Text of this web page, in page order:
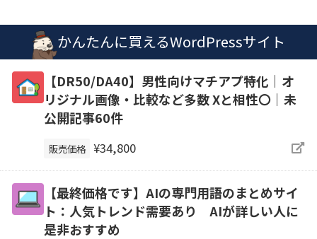
かんたんに買えるWordPressサイト
【DR50/DA40】男性向けマチアプ特化｜オ
リジナル画像・比較など多数 Xと相性〇｜未
公開記事60件
販売価格 ¥34,800
【最終価格です】AIの専門用語のまとめサイ
ト：人気トレンド需要あり AIが詳しい人に
是非おすすめ